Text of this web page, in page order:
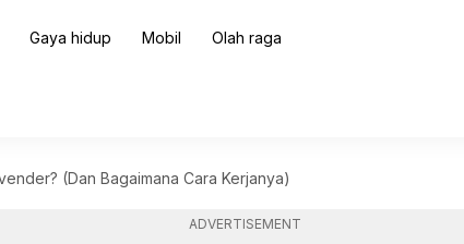
Gaya hidup Mobil Olah raga
(Dan Bagaimana Cara Kerjanya)
ADVERTISEMENT